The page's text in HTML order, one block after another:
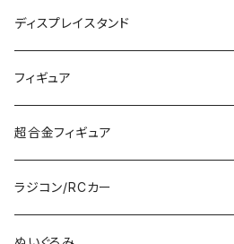
その他メーカー (N)
KATO (HO)
TOMIX (HO)
その他のHOゲージ
Zゲージ
ストラクチャー
PG
カーモデル（車プラモ）
バイクプラモ
30MS
ミリタリープラモ
ポケモン
工具（ツール）
塗料
筆
ディスプレイスタンド
フィギュア
ガンダム
超合金フィギュア
ラジコン/RCカー
タミヤRC